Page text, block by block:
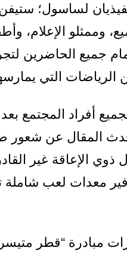
لساسول؛ ستيفن
وممثلو الإعلام،
جميع الحاضرين
التي
أفراد المجتمع
المقال عن شعور
الإعاقة غير
معدات لعب شاملة
مبادرة “قطر